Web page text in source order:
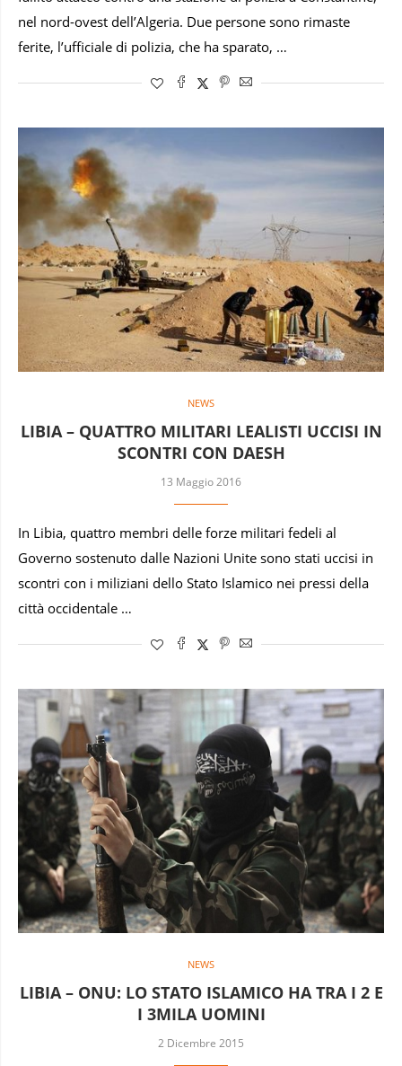
nel nord-ovest dell’Algeria. Due persone sono rimaste
ferite, l’ufficiale di polizia, che ha sparato, …
NEWS
LIBIA – QUATTRO MILITARI LEALISTI UCCISI IN
SCONTRI CON DAESH
13 Maggio 2016
In Libia, quattro membri delle forze militari fedeli al
Governo sostenuto dalle Nazioni Unite sono stati uccisi in
scontri con i miliziani dello Stato Islamico nei pressi della
città occidentale …
NEWS
LIBIA – ONU: LO STATO ISLAMICO HA TRA I 2 E
I 3MILA UOMINI
2 Dicembre 2015